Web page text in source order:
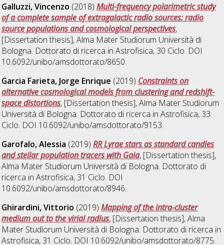
Galluzzi, Vincenzo (2018)Multi-frequency polarimetric study
of a complete sample of extragalactic radio sources: radio
source populations and cosmological perspectives,
[Dissertation thesis], Alma Mater Studiorum Università di
Bologna. Dottorato di ricerca inAstrofisica, 30 Ciclo. DOI
10.6092/unibo/amsdottorato/8650.
Garcia Farieta, Jorge Enrique (2019) Constraints on
alternative cosmological models from clustering and redshift-
space distortions, [Dissertation thesis], Alma Mater Studiorum
Università di Bologna. Dottorato di ricerca inAstrofisica, 33
Ciclo. DOI 10.6092/unibo/amsdottorato/9153.
Garofalo, Alessia (2019)RR Lyrae stars as standard candles
and stellar population tracers with Gaia, [Dissertation thesis],
Alma Mater Studiorum Università di Bologna. Dottorato di
ricerca inAstrofisica, 31 Ciclo. DOI
10.6092/unibo/amsdottorato/8946.
Ghirardini, Vittorio (2019)Mapping of the intra-cluster
medium out to the virial radius, [Dissertation thesis], Alma
Mater Studiorum Università di Bologna. Dottorato di ricerca in
Astrofisica, 31 Ciclo. DOI 10.6092/unibo/amsdottorato/8775.